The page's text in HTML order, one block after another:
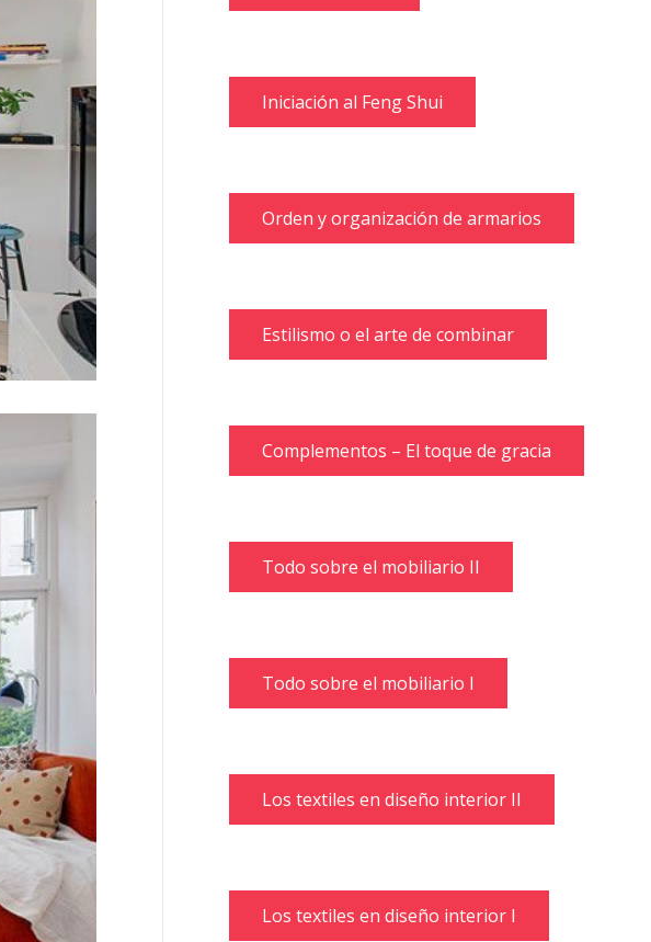
Iniciación al Feng Shui
Orden y organización de armarios
Estilismo o el arte de combinar
Complementos – El toque de gracia
Todo sobre el mobiliario II
Todo sobre el mobiliario I
Los textiles en diseño interior II
Los textiles en diseño interior I